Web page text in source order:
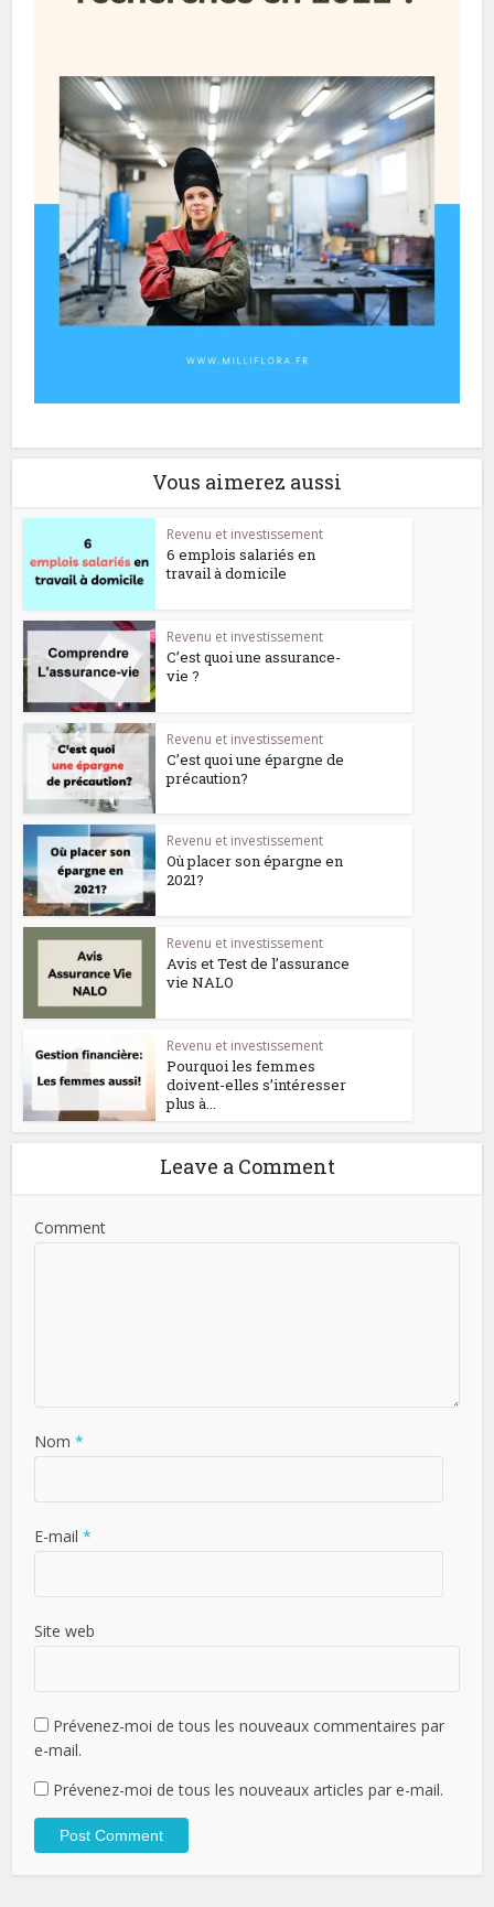
Vous aimerez aussi
Revenu et investissement
6 emplois salariés en
travail à domicile
Revenu et investissement
C’est quoi une assurance-
vie ?
Revenu et investissement
C’est quoi une épargne de
précaution?
Revenu et investissement
Où placer son épargne en
2021?
Revenu et investissement
Avis et Test de l’assurance
vie NALO
Revenu et investissement
Pourquoi les femmes
doivent-elles s’intéresser
plus à...
Leave a Comment
Comment
Nom*
E-mail*
Site web
Prévenez-moi de tous les nouveaux commentaires par
e-mail.
Prévenez-moi de tous les nouveaux articles par e-mail.